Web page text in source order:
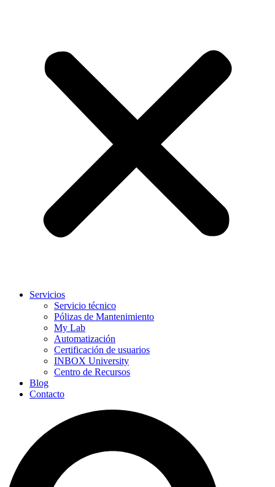
Servicios
Servicio técnico
Pólizas de Mantenimiento
My Lab
Automatización
Certificación de usuarios
INBOX University
Centro de Recursos
Blog
Contacto